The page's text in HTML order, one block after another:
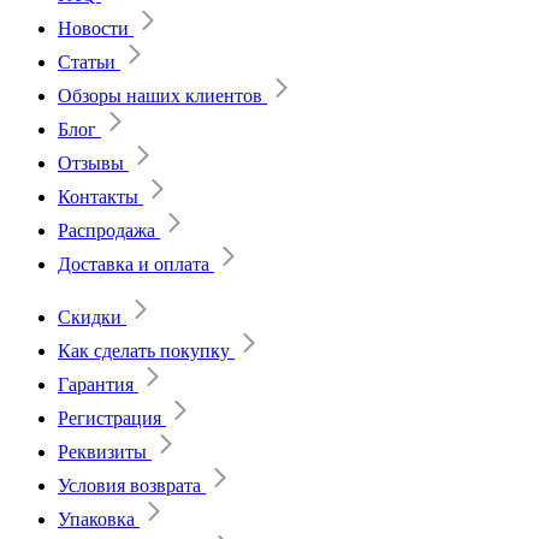
Новости
Статьи
Обзоры наших клиентов
Блог
Отзывы
Контакты
Распродажа
Доставка и оплата
Скидки
Как сделать покупку
Гарантия
Регистрация
Реквизиты
Условия возврата
Упаковка